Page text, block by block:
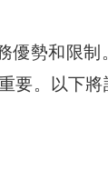
優勢和限
要。以下